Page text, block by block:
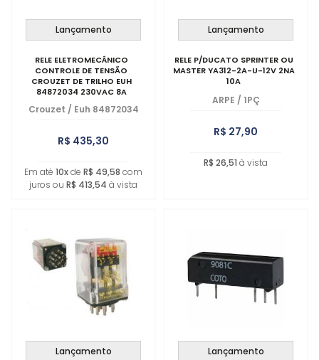
Lançamento
RELE ELETROMECÂNICO
CONTROLE DE TENSÃO
CROUZET DE TRILHO EUH
84872034 230VAC 8A
Crouzet / Euh 84872034
R$ 435,30
Em até 10xde R$ 49,58 com
juros ou R$ 413,54 à vista
Lançamento
RELE P/DUCATO SPRINTER OU
MASTER YA312-2A-U-12V 2NA
10A
ARPE / 1PÇ
R$ 27,90
R$ 26,51 à vista
Lançamento Lançamento